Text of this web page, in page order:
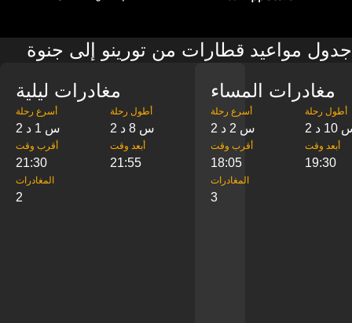
جدول مواعيد قطارات من تورينو إلى جنوة
مغادرات ليلية
‎أسرع رحلة
2 س 1 د
‎أطول رحلة
2 س 8 د
‎أقرب وقت
21:30
‎أبعد وقت
21:55
‎المغادرات
2
مغادرات المساء
‎أسرع رحلة
2 س 2 د
‎أطول رحلة
10 د
‎أقرب وقت
18:05
‎أبعد وقت
19:30
‎المغادرات
3